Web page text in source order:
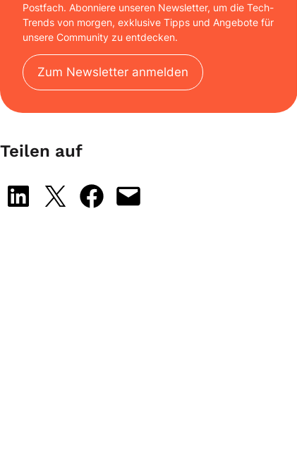
Postfach. Abonniere unseren Newsletter, um die Tech-
Trends von morgen, exklusive Tipps und Angebote für
unsere Community zu entdecken.
Zum Newsletter anmelden
Teilen auf
Share on LinkedIn
Share on X Share on Facebook
Email this Page